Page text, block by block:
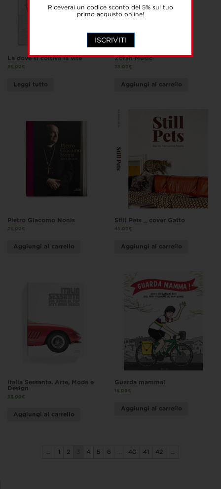
Riceverai un codice sconto del 5% sul tuo
primo acquisto online!
ISCRIVITI
Là dove si coltiva la vite
35,00€
Leggi tutto
Zoran Music
38,00€
Aggiungi al carrello
Pietro Giacomo Nonis
25,00€
Aggiungi al carrello
Still Pets _ cover Gatto
45,00€
Aggiungi al carrello
Italia Sessanta. Arte, Moda e
Design
33,00€
Aggiungi al carrello
Guarda mamma!
16,00€
Aggiungi al carrello
← 1 2 4 5 6 … 40 41 42 →